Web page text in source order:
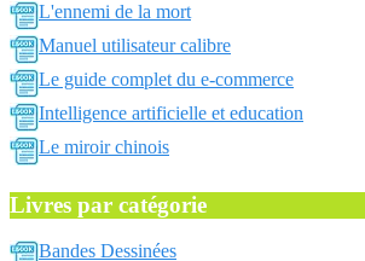
L'ennemi de la mort
Manuel utilisateur calibre
Le guide complet du e-commerce
Intelligence artificielle et education
Le miroir chinois
Livres par catégorie
Bandes Dessinées